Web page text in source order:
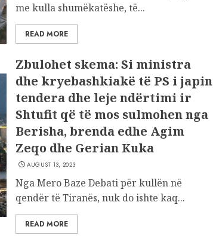
me kulla shumëkatëshe, të...
READ MORE
Zbulohet skema: Si ministra
dhe kryebashkiakë të PS i japin
tendera dhe leje ndërtimi ir
Shtufit që të mos sulmohen nga
Berisha, brenda edhe Agim
Zeqo dhe Gerian Kuka
AUGUST 13, 2023
Nga Mero Baze Debati për kullën në
qendër të Tiranës, nuk do ishte kaq...
READ MORE